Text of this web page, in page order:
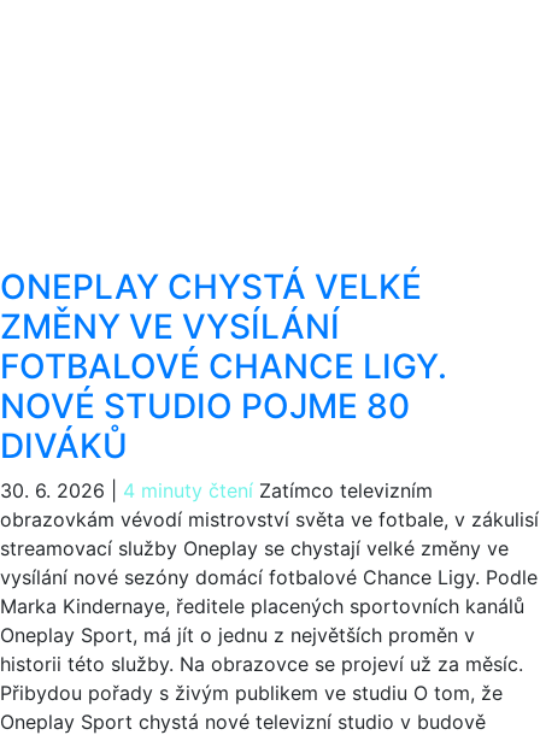
ONEPLAY CHYSTÁ VELKÉ
ZMĚNY VE VYSÍLÁNÍ
FOTBALOVÉ CHANCE LIGY.
NOVÉ STUDIO POJME 80
DIVÁKŮ
30. 6. 2026 4 minuty čtení Zatímco televizním
obrazovkám vévodí mistrovství světa ve fotbale, v zákulisí
streamovací služby Oneplay se chystají velké změny ve
vysílání nové sezóny domácí fotbalové Chance Ligy. Podle
Marka Kindernaye, ředitele placených sportovních kanálů
Oneplay Sport, má jít o jednu z největších proměn v
historii této služby. Na obrazovce se projeví už za měsíc.
Přibydou pořady s živým publikem ve studiu O tom, že
Oneplay Sport chystá nové televizní studio v budově